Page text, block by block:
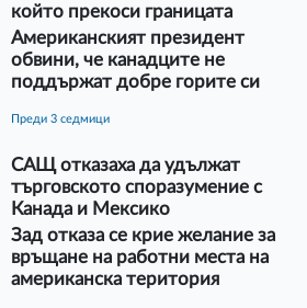
който прекоси границата
Американският президент
обвини, че канадците не
поддържат добре горите си
преди 3 седмици
САЩ отказаха да удължат
търговското споразумение с
Канада и Мексико
Зад отказа се крие желание за
връщане на работни места на
американска територия